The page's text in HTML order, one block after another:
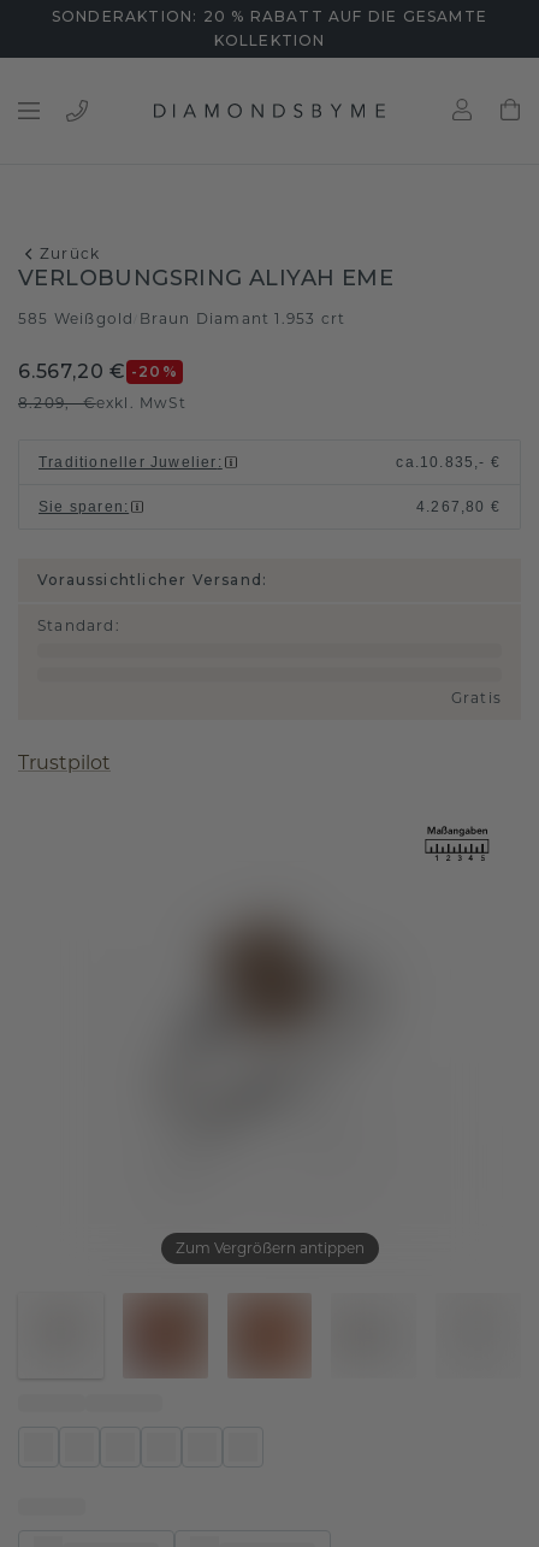
SONDERAKTION: 20 % RABATT AUF DIE GESAMTE
KOLLEKTION
Zurück
Zum Vergrößern antippen
VERLOBUNGSRING ALIYAH EME
585 Weißgold Braun Diamant 1.953 crt
6.567,20 € -20 %
8.209,- €exkl. MwSt
Traditioneller Juwelier : ca. 10.835,- €
Sie sparen : 4.267,80 €
Voraussichtlicher Versand:
Standard :
Gratis
Trustpilot